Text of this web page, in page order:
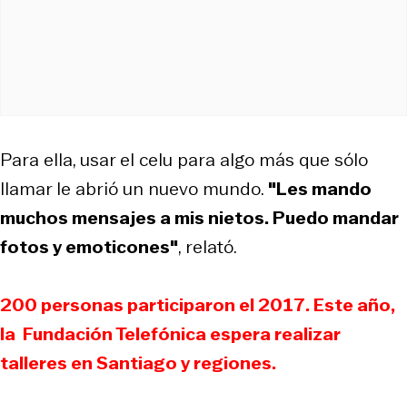
Para ella, usar el celu para algo más que sólo
llamar le abrió un nuevo mundo. "Les mando
muchos mensajes a mis nietos. Puedo mandar
fotos y emoticones", relató.
200 personas participaron el 2017. Este año,
la Fundación Telefónica espera realizar
talleres en Santiago y regiones.